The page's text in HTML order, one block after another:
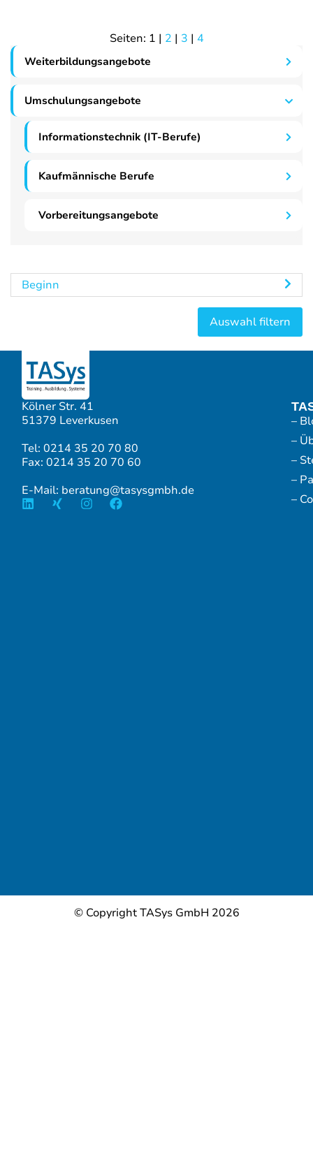
Seiten: 1 | 2 | 3 | 4
Weiterbildungsangebote
Umschulungsangebote
Informationstechnik (IT-Berufe)
Kaufmännische Berufe
Vorbereitungsangebote
Beginn
Kölner Str. 41
51379 Leverkusen
Tel: 0214 35 20 70 80
Fax: 0214 35 20 70 60
E-Mail: beratung@tasysgmbh.de
–
–
–
–
–
© Copyright TASys GmbH 2026